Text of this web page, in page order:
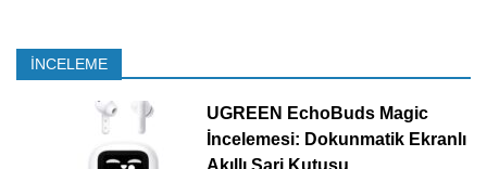
İNCELEME
UGREEN EchoBuds Magic
İncelemesi: Dokunmatik Ekranlı
Akıllı Şarj Kutusu